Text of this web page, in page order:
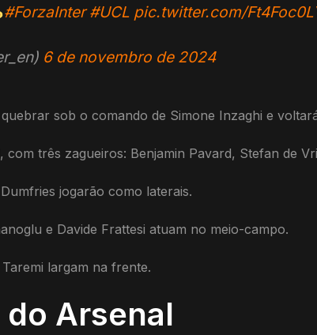
#ForzaInter #UCL pic.twitter.com/
6 de novembro de 2024
sob o comando de Simone Inzaghi e
com três zagueiros: Benjamin Pavard, Stefan de
jogarão como laterais.
e Davide Frattesi atuam no meio-campo.
largam na frente.
Arsenal